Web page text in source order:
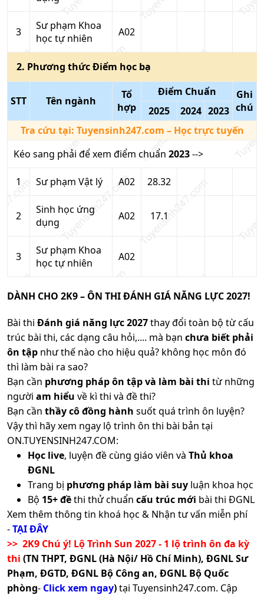
3
Sư phạm Khoa
học tự nhiên
A02
2. Phương thứcĐiểm học bạ
STT Tên ngành
Tổ
hợp
Điểm Chuẩn
Ghi
chú
2025 2024 2023
Tra cứu tại: Tuyensinh247.com – Học trực tuyến
Kéo sang phải để xem điểm chuẩn 2023-->
1 Sư phạm Vật lý A02 28.32
2
Sinh học ứng
dụng
A02 17.1
3
Sư phạm Khoa
học tự nhiên
A02
DÀNH CHO 2K9 – ÔN THI ĐÁNH GIÁ NĂNG LỰC 2027!
Bài thi Đánh giá năng lực 2027thay đổi toàn bộ từ cấu
trúc bài thi, các dạng câu hỏi,.... mà bạn chưa biết phải
ôn tập như thế nào cho hiệu quả? không học môn đó
thì làm bài ra sao?
Bạn cần phương pháp ôn tập và làm bài thi từ những
người am hiểu về kì thi và đề thi?
Bạn cần thầy cô đồng hành suốt quá trình ôn luyện?
Vậy thì hãy xem ngay lộ trình ôn thi bài bản tại
ON.TUYENSINH247.COM:
Học live, luyện đề cùng giáo viên và Thủ khoa
ĐGNL
Trang bị phương pháp làm bài suy luận khoa học
Bộ 15+ đềthi thử chuẩn cấu trúc mới bài thi ĐGNL
Xem thêm thông tin khoá học & Nhận tư vấn miễn phí
-TẠI ĐÂY
>> 2K9 Chú ý! Lộ Trình Sun 2027 - 1 lộ trình ôn đa kỳ
thi (TN THPT, ĐGNL (Hà Nội/ Hồ Chí Minh), ĐGNL Sư
Phạm, ĐGTD, ĐGNL Bộ Công an, ĐGNL Bộ Quốc
phòng- Click xem ngay)tại Tuyensinh247.com. Cập